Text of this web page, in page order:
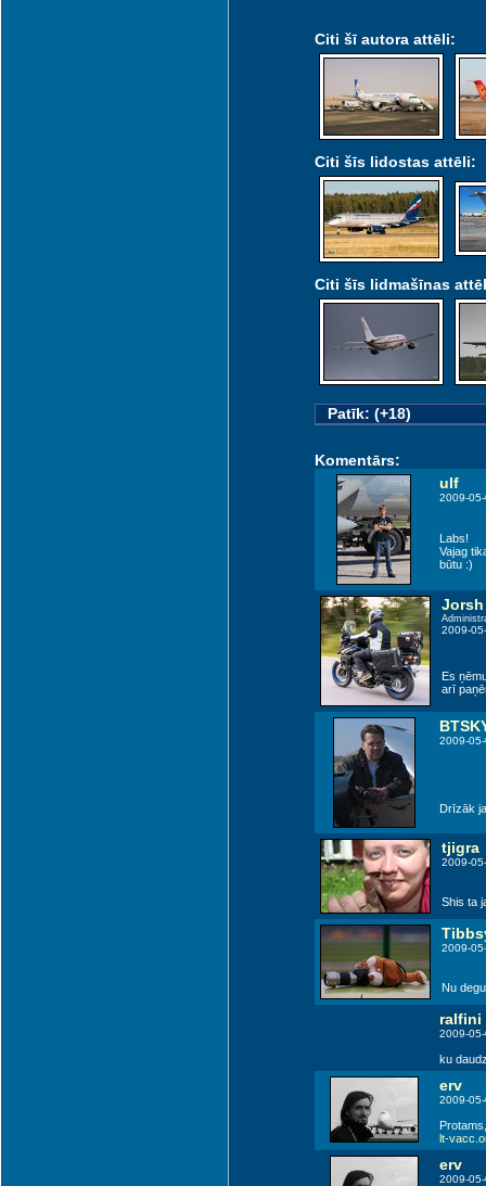
Suwalki (QPH)
Citi šī autora attēli:
Citi šīs lidostas attēli:
Citi šīs lidmašīnas
Patīk: (+18)
Komentārs:
ulf
2009-
Labs!
Vajag
būtu :)
Jorsh
2009-
Es
arī
2009-
Drīzāk
tjigra
2009-
Shis ta
2009-
Nu
ralfini
2009-
ku
erv
2009-
lt-
erv
2009-